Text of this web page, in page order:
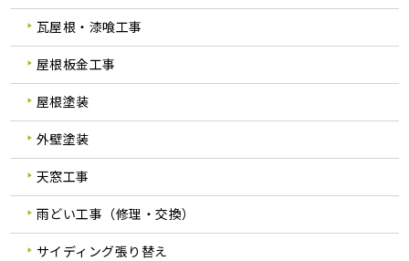
瓦屋根・漆喰工事
屋根板金工事
屋根塗装
外壁塗装
天窓工事
雨どい工事（修理・交換）
サイディング張り替え